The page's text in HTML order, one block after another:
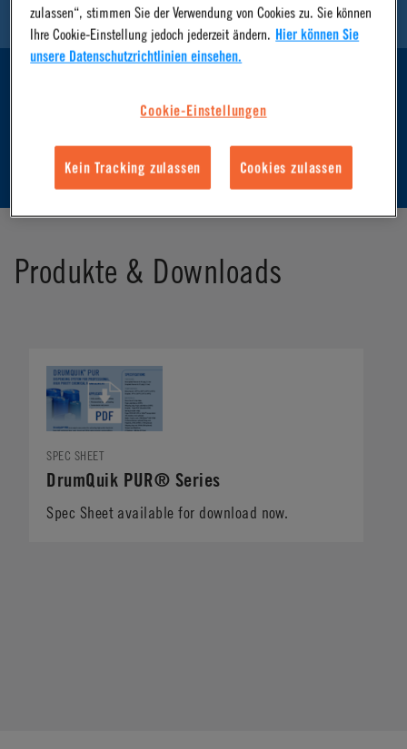
PRODUKTE & DOWNLOADS
SPEZIFIKATIONEN UND CV-WERT
Produkte & Downloads
SPEC SHEET
DrumQuik PUR® Series
Spec Sheet available for download now.
zulassen“, stimmen Sie der Verwendung von Cookies zu. Sie können
Ihre Cookie-Einstellung jedoch jederzeit ändern. Hier können Sie
unsere Datenschutzrichtlinien einsehen.
Cookie-Einstellungen
Kein Tracking zulassen Cookies zulassen